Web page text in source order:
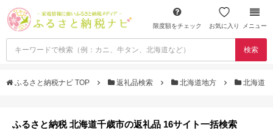
限度額をチェック お気に入り メニュー
検索
ふるさと納税ナビ TOP 返礼品検索 北海道地方 北海道
ふるさと納税 北海道千歳市の返礼品 16サイト一括検索